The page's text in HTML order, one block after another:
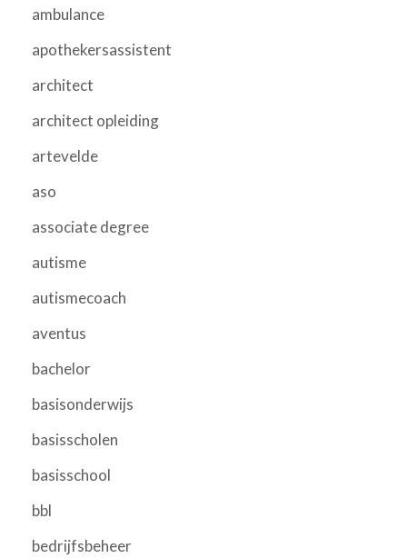
ambulance
apothekersassistent
architect
architect opleiding
artevelde
aso
associate degree
autisme
autismecoach
aventus
bachelor
basisonderwijs
basisscholen
basisschool
bbl
bedrijfsbeheer